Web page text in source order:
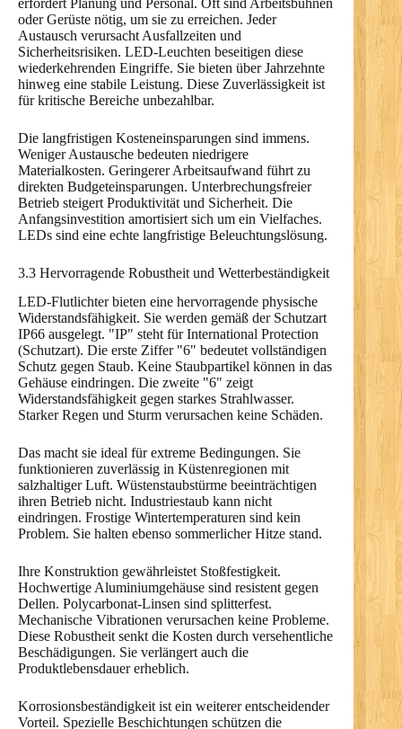
oder Gerüste nötig, um sie zu erreichen. Jeder
Austausch verursacht Ausfallzeiten und
Sicherheitsrisiken. LED-Leuchten beseitigen diese
wiederkehrenden Eingriffe. Sie bieten über Jahrzehnte
hinweg eine stabile Leistung. Diese Zuverlässigkeit ist
für kritische Bereiche unbezahlbar.
Die langfristigen Kosteneinsparungen sind immens.
Weniger Austausche bedeuten niedrigere
Materialkosten. Geringerer Arbeitsaufwand führt zu
direkten Budgeteinsparungen. Unterbrechungsfreier
Betrieb steigert Produktivität und Sicherheit. Die
Anfangsinvestition amortisiert sich um ein Vielfaches.
LEDs sind eine echte langfristige Beleuchtungslösung.
3.3 Hervorragende Robustheit und Wetterbeständigkeit
LED-Flutlichter bieten eine hervorragende physische
Widerstandsfähigkeit. Sie werden gemäß der Schutzart
IP66 ausgelegt. "IP" steht für International Protection
(Schutzart). Die erste Ziffer "6" bedeutet vollständigen
Schutz gegen Staub. Keine Staubpartikel können in das
Gehäuse eindringen. Die zweite "6" zeigt
Widerstandsfähigkeit gegen starkes Strahlwasser.
Starker Regen und Sturm verursachen keine Schäden.
Das macht sie ideal für extreme Bedingungen. Sie
funktionieren zuverlässig in Küstenregionen mit
salzhaltiger Luft. Wüstenstaubstürme beeinträchtigen
ihren Betrieb nicht. Industriestaub kann nicht
eindringen. Frostige Wintertemperaturen sind kein
Problem. Sie halten ebenso sommerlicher Hitze stand.
Ihre Konstruktion gewährleistet Stoßfestigkeit.
Hochwertige Aluminiumgehäuse sind resistent gegen
Dellen. Polycarbonat-Linsen sind splitterfest.
Mechanische Vibrationen verursachen keine Probleme.
Diese Robustheit senkt die Kosten durch versehentliche
Beschädigungen. Sie verlängert auch die
Produktlebensdauer erheblich.
Korrosionsbeständigkeit ist ein weiterer entscheidender
Vorteil. Spezielle Beschichtungen schützen die